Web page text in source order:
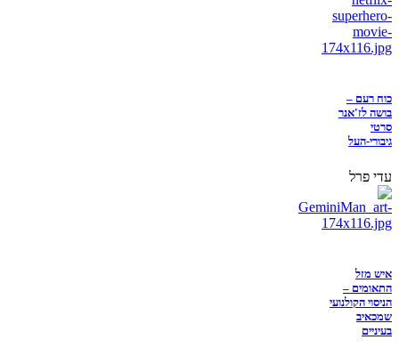
כוח רעם –
בושה לז'אנר
סרטי
גיבורי-העל
עדי פרל
איש מזל
התאומים –
הניסוי הקולנועי
שמכאיב
בעיניים